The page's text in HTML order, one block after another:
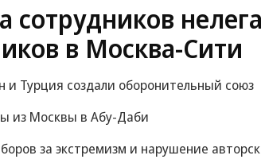
сотрудников
в Москва-Сити
и Турция создали оборонительный союз
из Москвы в Абу-Даби
за экстремизм и нарушение